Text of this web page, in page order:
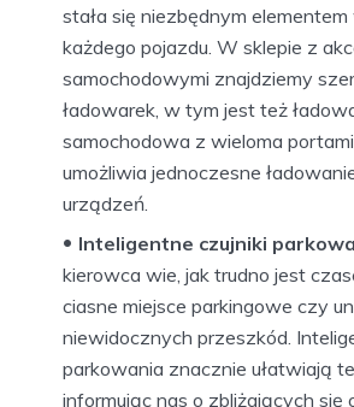
stała się niezbędnym
każdego pojazdu. W sklepie z
samochodowymi znajdziemy
ładowarek, w tym jest też
samochodowa z wieloma
umożliwia jednoczesne
urządzeń.
Inteligentne czujniki
kierowca wie, jak trudno jest
ciasne miejsce parkingowe czy
niewidocznych przeszkód.
parkowania znacznie ułatwiają
informując nas o zbliżających się